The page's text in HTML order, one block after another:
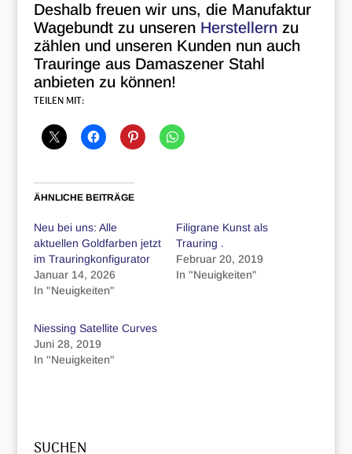
Deshalb freuen wir uns, die Manufaktur
Wagebundt zu unseren Herstellern zu
zählen und unseren Kunden nun auch
Trauringe aus Damaszener Stahl
anbieten zu können!
TEILEN MIT:
ÄHNLICHE BEITRÄGE
Neu bei uns: Alle
aktuellen Goldfarben jetzt
im Trauringkonfigurator
Januar 14, 2026
In "Neuigkeiten"
Filigrane Kunst als
Trauring .
Februar 20, 2019
In "Neuigkeiten"
Niessing Satellite Curves
Juni 28, 2019
In "Neuigkeiten"
SUCHEN